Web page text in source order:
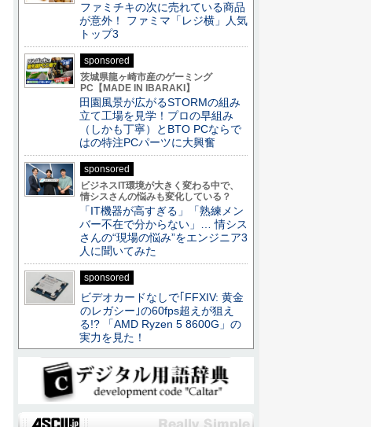
ファミチキの次に売れている商品
が意外！ ファミマ「レジ横」人気
トップ3
sponsored
茨城県龍ヶ崎市産のゲーミング
PC【MADE IN IBARAKI】
田園風景が広がるSTORMの組み
立て工場を見学！プロの早組み
（しかも丁寧）とBTO PCならで
はの特注PCパーツに大興奮
sponsored
ビジネスIT環境が大きく変わる中で、
情シスさんの悩みも変化している？
「IT機器が高すぎる」「熟練メン
バー不在で分からない」… 情シス
さんの“現場の悩み”をエンジニア3
人に聞いてみた
sponsored
ビデオカードなしで｢FFXIV: 黄金
のレガシー｣の60fps超えが狙え
る!? 「AMD Ryzen 5 8600G」の
実力を見た！